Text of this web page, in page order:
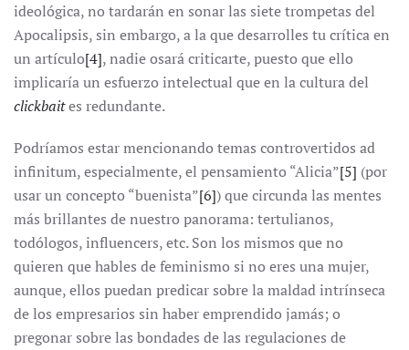
ideológica, no tardarán en sonar las siete trompetas del
Apocalipsis, sin embargo, a la que desarrolles tu crítica en
un artículo[4], nadie osará criticarte, puesto que ello
implicaría un esfuerzo intelectual que en la cultura del
clickbaites redundante.
Podríamos estar mencionando temas controvertidos ad
infinitum, especialmente, el pensamiento “Alicia”[5] (por
usar un concepto “buenista”[6]) que circunda las mentes
más brillantes de nuestro panorama: tertulianos,
todólogos, influencers, etc. Son los mismos que no
quieren que hables de feminismo si no eres una mujer,
aunque, ellos puedan predicar sobre la maldad intrínseca
de los empresarios sin haber emprendido jamás; o
pregonar sobre las bondades de las regulaciones de